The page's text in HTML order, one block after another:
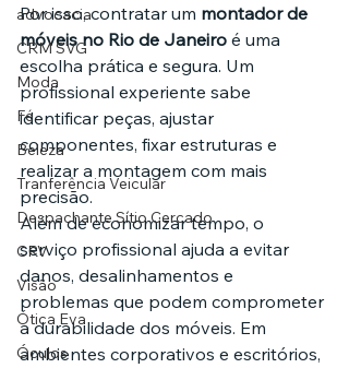
advocacia
CRM SVG
Moda
Fé
Beleza
Tranferência Veicular
Despachante Sítio Cercado
CRV
Visão
Ótica Eva
Óculos
Por isso, contratar um montador de
móveis no Rio de Janeiro é uma
escolha prática e segura. Um
profissional experiente sabe
identificar peças, ajustar
componentes, fixar estruturas e
realizar a montagem com mais
precisão.
Além de economizar tempo, o
serviço profissional ajuda a evitar
danos, desalinhamentos e
problemas que podem comprometer
a durabilidade dos móveis. Em
ambientes corporativos e escritórios,